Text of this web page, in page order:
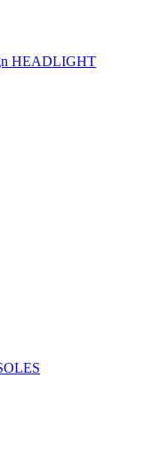
HEADLIGHT